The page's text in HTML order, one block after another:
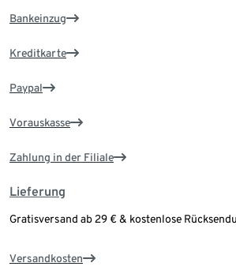
Bankeinzug
Kreditkarte
Paypal
Vorauskasse
Zahlung in der Filiale
Lieferung
Gratisversand ab 29 € & kostenlose
Versandkosten